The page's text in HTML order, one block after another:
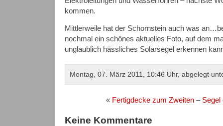
kommen.
Mittlerweile hat der Schornstein auch was
nochmal ein schönes aktuelles Foto, auf dem
unglaublich hässliches Solarsegel erkennen
Montag, 07. März 2011, 10:46 Uhr, abgelegt
« Fertigdecke zum Zweiten– Segel
Keine Kommentare